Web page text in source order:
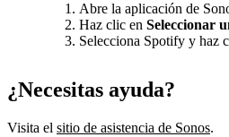
Abre la aplicación de
Haz clic en Seleccionar
Selecciona Spotify y haz
¿Necesitas ayuda?
Visita el sitio de asistencia de Sonos.